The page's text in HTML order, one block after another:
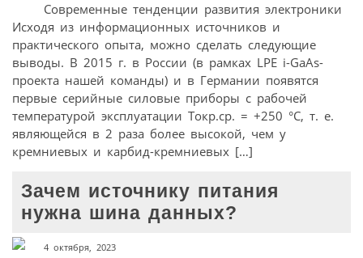
Современные тенденции развития электроники
Исходя из информационных источников и
практического опыта, можно сделать следующие
выводы. В 2015 г. в России (в рамках LPE i-GaAs-
проекта нашей команды) и в Германии появятся
первые серийные силовые приборы с рабочей
температурой эксплуатации Токр.ср. = +250 °С, т. е.
являющейся в 2 раза более высокой, чем у
кремниевых и карбид-кремниевых […]
Зачем источнику питания
нужна шина данных?
4 октября, 2023